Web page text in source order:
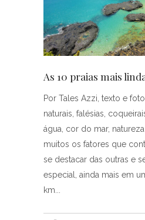
As 10 praias mais
Por Tales Azzi, texto e
naturais, falésias,
água, cor do mar,
muitos os fatores que
se destacar das outras e
especial, ainda mais em
km